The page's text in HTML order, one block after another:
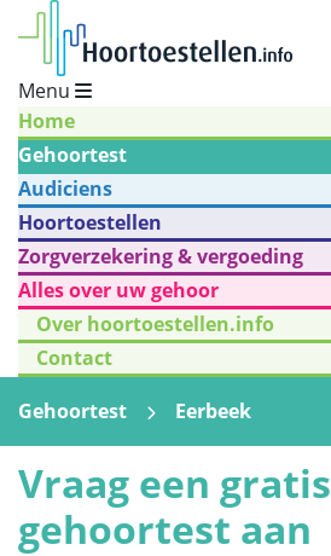
Menu
Home
Gehoortest
Audiciens
Hoortoestellen
Zorgverzekering & vergoeding
Alles over uw gehoor
Over hoortoestellen.info
Contact
Gehoortest
Eerbeek
Vraag een gratis
gehoortest aan